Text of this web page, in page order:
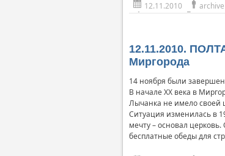
12.11.2010 archive
12.11.2010.
Миргорода
14 ноября были
В начале ХХ века в
Лычанка не имело своей
Ситуация изменилась в
мечту – основал
бесплатные обеды для